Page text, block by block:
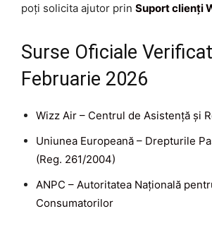
poți solicita ajutor prin Suport clienți
Surse Oficiale
Februarie 2026
Wizz Air – Centrul de Asistență și
Uniunea Europeană – Drepturile
(Reg. 261/2004)
ANPC – Autoritatea Națională
Consumatorilor